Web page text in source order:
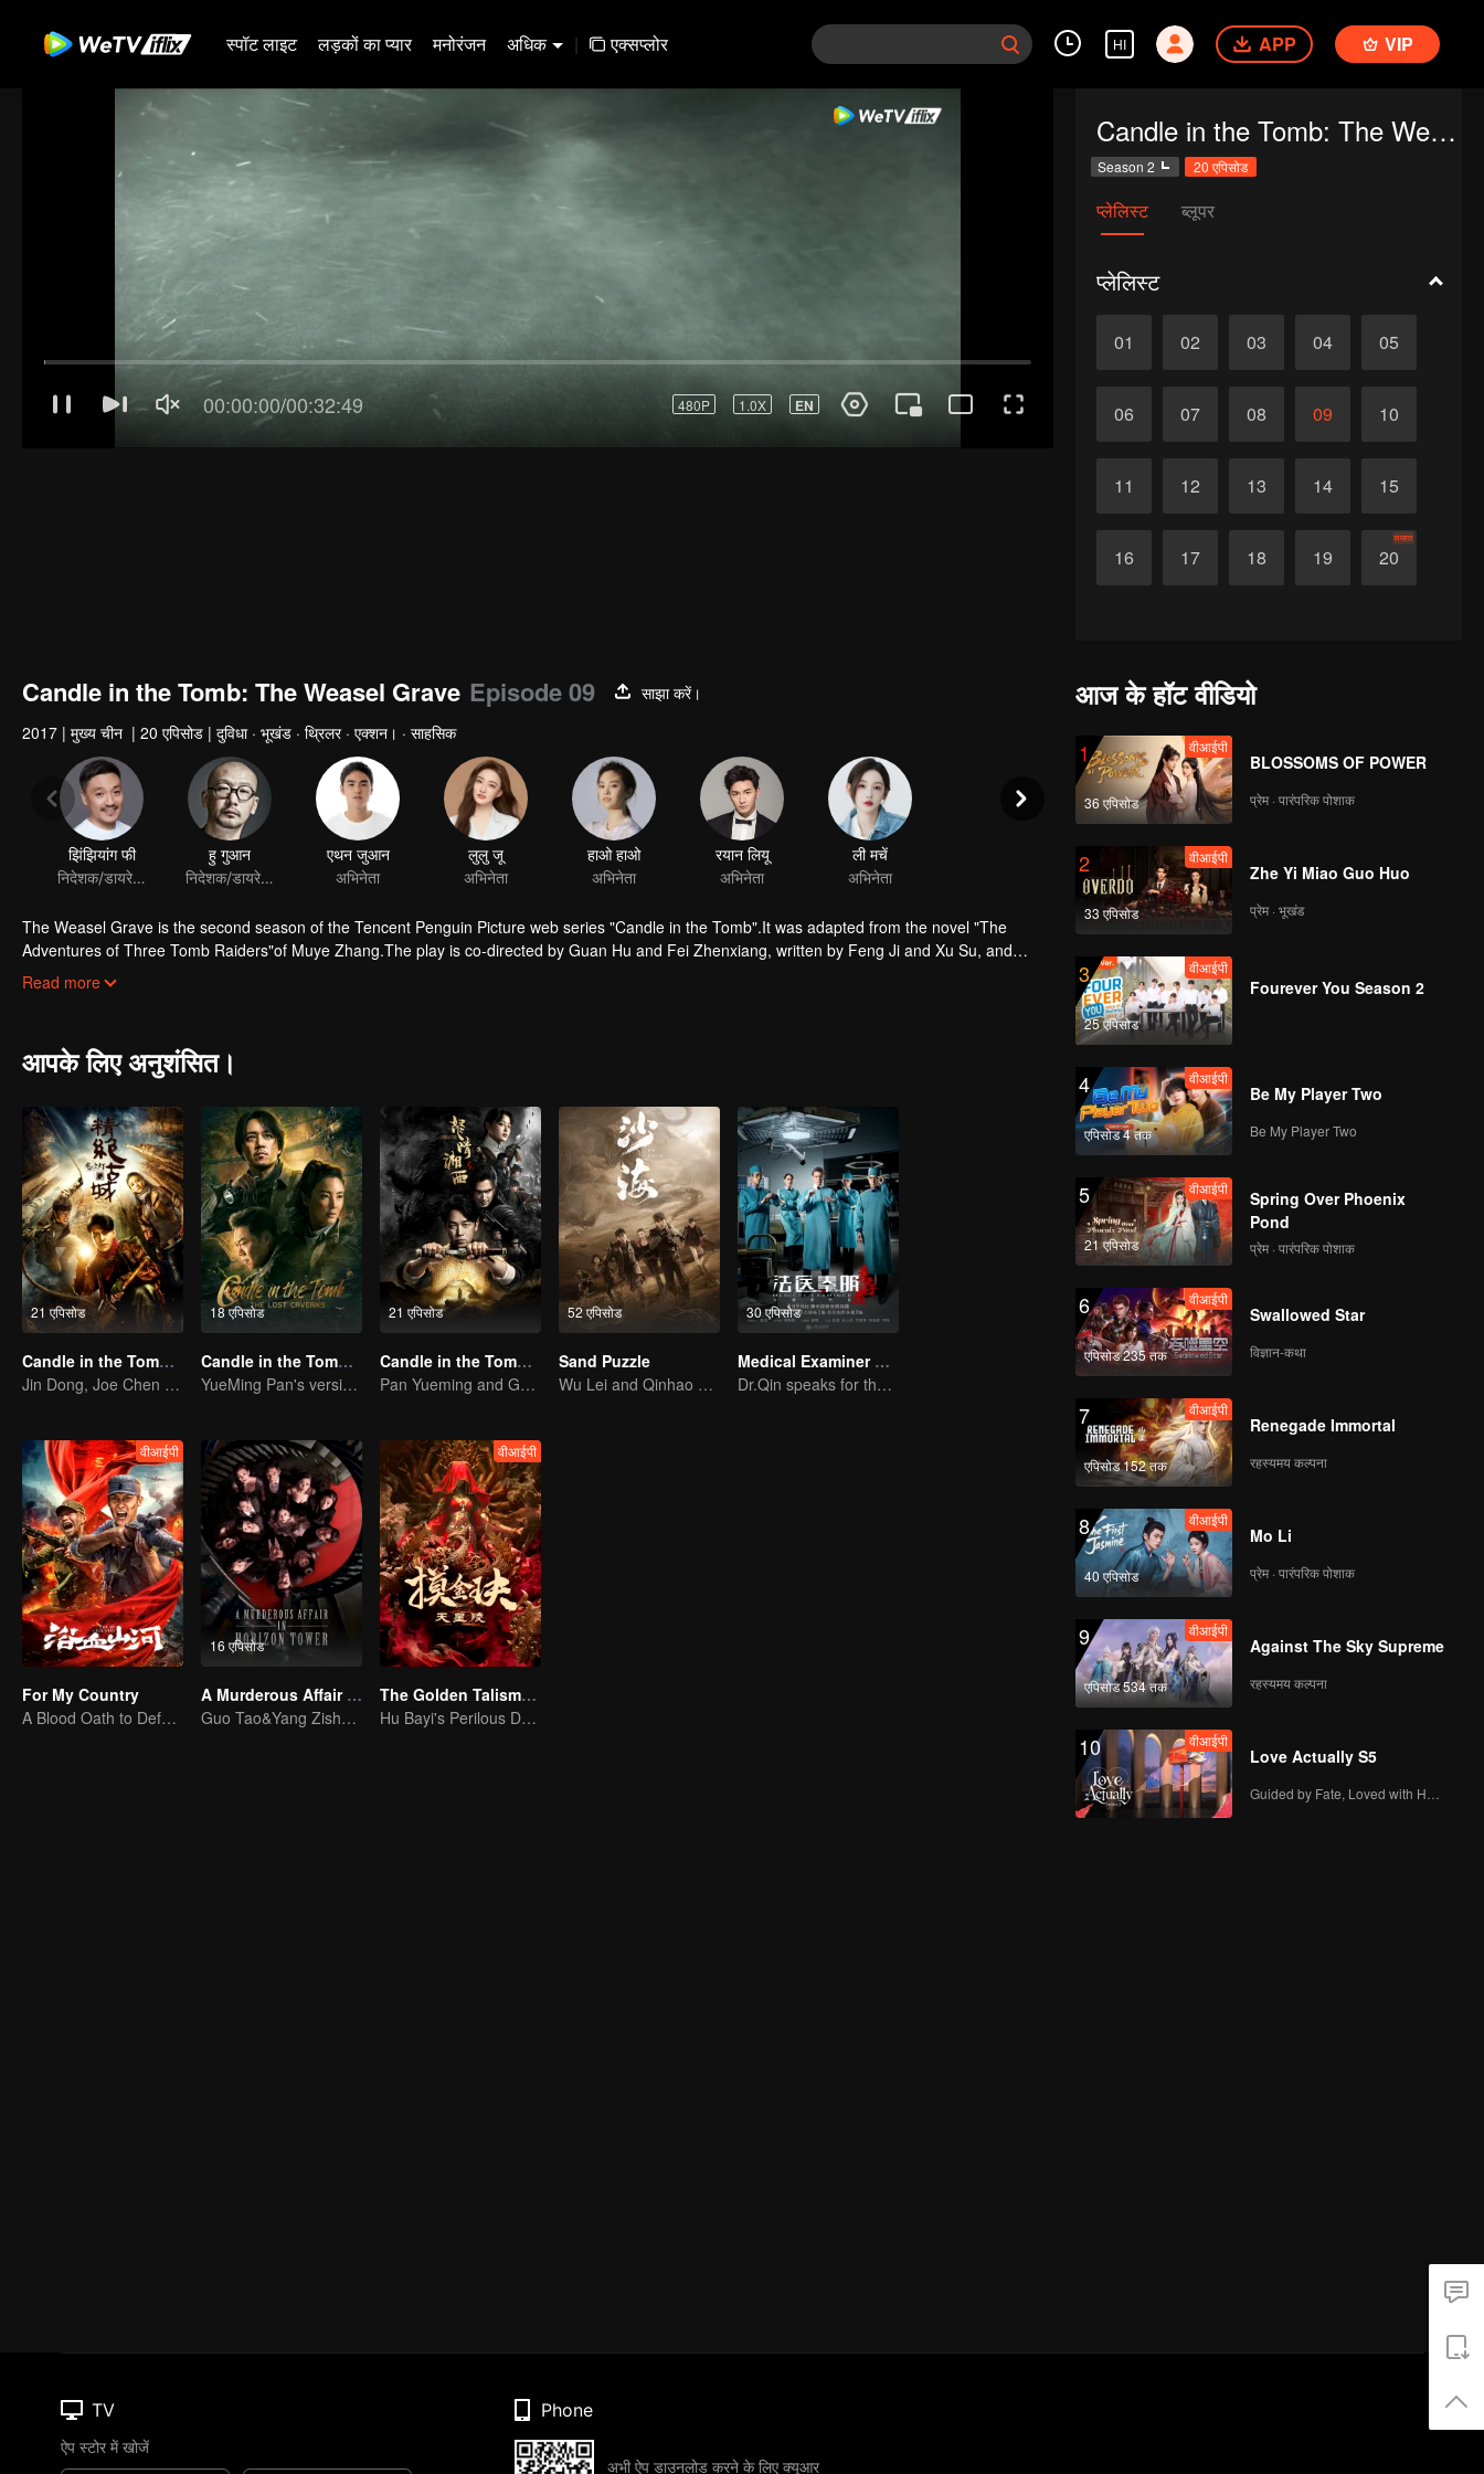
स्पॉट लाइट लड़कों का प्यार मनोरंजन अधिक | एक्सप्लोर HI APP VIP
Candle in the Tomb: The Weasel Grave
Season 2 20 एपिसोड
प्लेलिस्ट ब्लूपर
प्लेलिस्ट
01 02 03 04 05
06 07 08 09 10
11 12 13 14 15
16 17 18 19 20
समाप्त
Candle in the Tomb: The Weasel Grave Episode 09
साझा करें।
2017 | मुख्य चीन | 20 एपिसोड | दुविधा · भूखंड · थ्रिलर · एक्शन। · साहसिक
The Weasel Grave is the second season of the Tencent Penguin Picture web series "Candle in the Tomb".It was adapted from the novel "The
Adventures of Three Tomb Raiders"of Muye Zhang.The play is co-directed by Guan Hu and Fei Zhenxiang, written by Feng Ji and Xu Su, and
starred by Ruan Jingtian, Xu Lu, Hao Hao, Liu Chao and Li Yujie. It tells the story of Hu Bayi and Fa Xiaowang adventure in their ealier age, they
Read more
आपके लिए अनुशंसित।
21 एपिसोड
Candle in the Tomb: the Ancient City of Jingjue
Jin Dong, Joe Chen unlock an adventure in the tomb
18 एपिसोड
Candle in the Tomb: The Lost Caverns
YueMing Pan's version of Hu Bayi leads the adventure
21 एपिसोड
Candle in the Tomb:the Wrath of Time
Pan Yueming and Gao Weiguang exposes the mysterious secrets
52 एपिसोड
Sand Puzzle
Wu Lei and Qinhao opens their adventure tour.
30 एपिसोड
Medical Examiner Dr. Qin:The Survivor
Dr.Qin speaks for the dead.
वीआईपी
For My Country
A Blood Oath to Defend the Homeland
16 एपिसोड
A Murderous Affair in Horizon Tower
Guo Tao&Yang Zishan expose the scam
वीआईपी
The Golden Talisman: Star Tomb
Hu Bayi's Perilous Decryption
आज के हॉट वीडियो
1
36 एपिसोड
वीआईपी
BLOSSOMS OF POWER
प्रेम · पारंपरिक पोशाक
2
33 एपिसोड
वीआईपी
Zhe Yi Miao Guo Huo
प्रेम · भूखंड
3
25 एपिसोड
वीआईपी
Fourever You Season 2
4
एपिसोड 4 तक
वीआईपी
Be My Player Two
Be My Player Two
5
21 एपिसोड
वीआईपी
Spring Over Phoenix
Pond
प्रेम · पारंपरिक पोशाक
6
एपिसोड 235 तक
वीआईपी
Swallowed Star
विज्ञान-कथा
7
एपिसोड 152 तक
वीआईपी
Renegade Immortal
रहस्यमय कल्पना
8
40 एपिसोड
वीआईपी
Mo Li
प्रेम · पारंपरिक पोशाक
9
एपिसोड 534 तक
वीआईपी
Against The Sky Supreme
रहस्यमय कल्पना
10 वीआईपी
Love Actually S5
TV
ऐप स्टोर में खोजें
Phone
अभी ऐप डाउनलोड करने के लिए क्यूआर